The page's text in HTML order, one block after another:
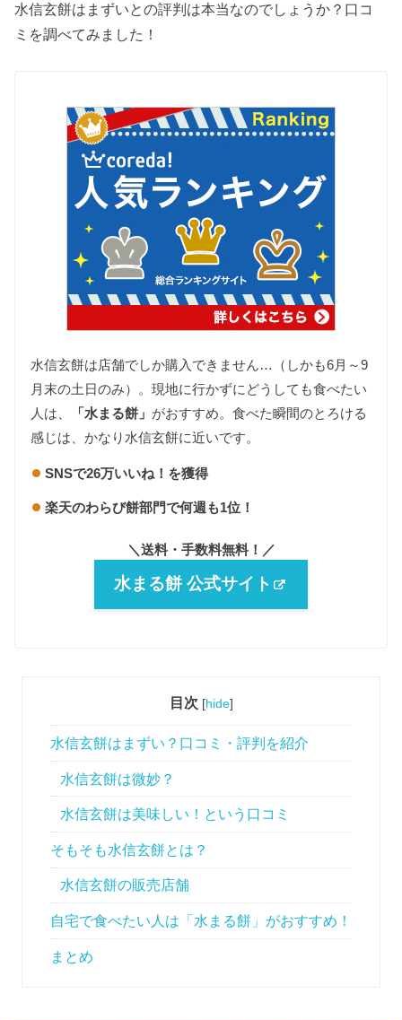
水信玄餅はまずいとの評判は本当なのでしょうか？口コ
ミを調べてみました！
水信玄餅は店舗でしか購入できません…（しかも6月～9
月末の土日のみ）。現地に行かずにどうしても食べたい
人は、
「水まる餅」 がおすすめ。食べた瞬間のとろける
感じは、かなり水信玄餅に近いです。
SNSで26万いいね！を獲得
楽天のわらび餅部門で何週も1位！
＼送料・手数料無料！／
水まる餅 公式サイト
目次 [hide]
水信玄餅はまずい？口コミ・評判を紹介
水信玄餅は微妙？
水信玄餅は美味しい！という口コミ
そもそも水信玄餅とは？
水信玄餅の販売店舗
自宅で食べたい人は「水まる餅」がおすすめ！
まとめ